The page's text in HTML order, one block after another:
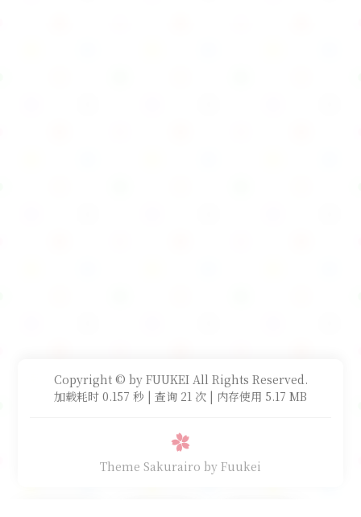
Copyright © by FUUKEI All Rights Reserved.
加载耗时 0.157 秒 | 查询 21 次 | 内存使用 5.17 MB
Theme Sakurairo by Fuukei